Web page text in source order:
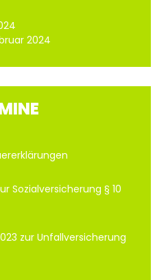
2024
Sozialversicherung § 10
zur Unfallversicherung